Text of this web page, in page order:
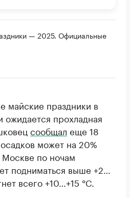
— 2025. Официальные
майские праздники в
ожидается прохладная
сообщал еще 18
может на 20%
по ночам
подниматься выше +2…
всего +10…+15 °C.